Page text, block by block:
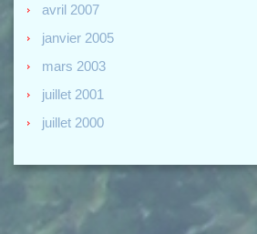
avril 2007
janvier 2005
mars 2003
juillet 2001
juillet 2000